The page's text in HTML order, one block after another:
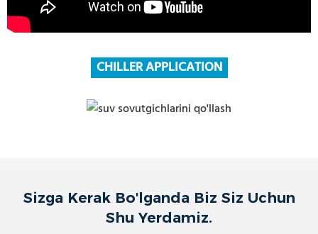
CHILLER APPLICATION
Sizga Kerak Bo'lganda Biz Siz Uchun
Shu Yerdamiz.